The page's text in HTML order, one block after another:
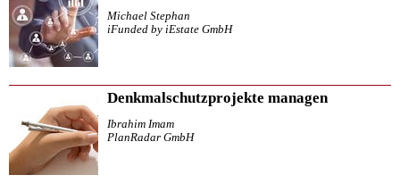
Michael Stephan
iFunded by iEstate GmbH
Denkmalschutzprojekte managen
Ibrahim Imam
PlanRadar GmbH